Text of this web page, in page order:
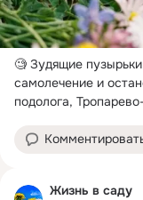
🧐 Зудящие
самолечение и
подолога,
Жизнь в саду